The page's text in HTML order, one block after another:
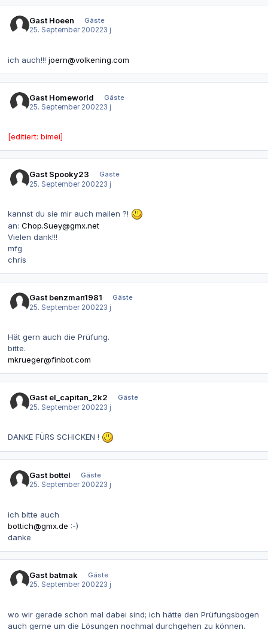
Gast Hoeen
Gäste
25. September 200223 j
ich auch!!! joern@volkening.com
Gast Homeworld
Gäste
25. September 200223 j
[editiert: bimei]
Gast Spooky23
Gäste
25. September 200223 j
kannst du sie mir auch mailen ?!
an: Chop.Suey@gmx.net
Vielen dank!!!
mfg
chris
Gast benzman1981
Gäste
25. September 200223 j
Hät gern auch die Prüfung.
bitte.
mkrueger@finbot.com
Gast el_capitan_2k2
Gäste
25. September 200223 j
DANKE FÜRS SCHICKEN !
Gast bottel
Gäste
25. September 200223 j
ich bitte auch
bottich@gmx.de :-)
danke
Gast batmak
Gäste
25. September 200223 j
wo wir gerade schon mal dabei sind; ich hätte den Prüfungsbogen
auch gerne um die Lösungen nochmal durchgehen zu können.